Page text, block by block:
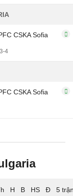
CSKA Sofia
4
CSKA Sofia
5